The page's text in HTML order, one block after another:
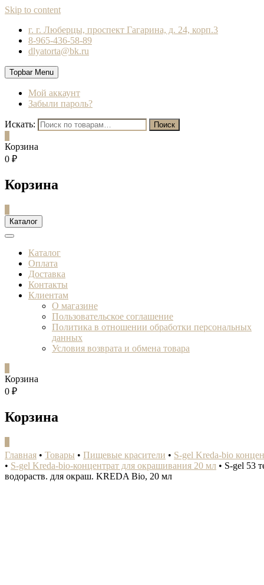
Skip to content
г. г. Люберцы, проспект Гагарина, д. 24, корп.3
8-965-436-58-89
dlyatorta@bk.ru
Topbar Menu
Мой аккаунт
Забыли пароль?
Искать: Поиск
Корзина
0 ₽
Корзина
Каталог
Каталог
Оплата
Доставка
Контакты
Клиентам
О магазине
Пользовательское соглашение
Политика в отношении обработки персональных
данных
Условия возврата и обмена товара
Корзина
0 ₽
Корзина
Главная • Товары • Пищевые красители • S-gel Kreda-bio
• S-gel Kreda-bio-концентрат для окрашивания 20 мл • S-gel 53
водораств. для окраш. KREDA Bio, 20 мл